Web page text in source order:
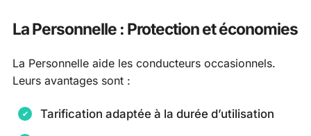
La Personnelle : Protection et économies
La Personnelle aide les conducteurs occasionnels.
Leurs avantages sont :
Tarification adaptée à la durée d’utilisation